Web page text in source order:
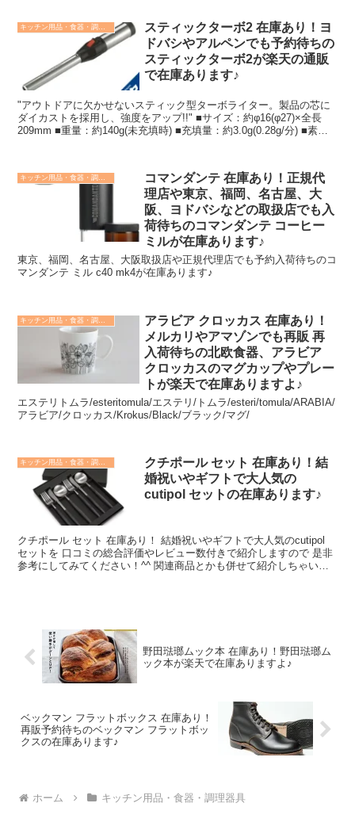
キッチン用品・食器・調理器具
スティックターボ2 在庫あり！ヨ
ドバシやアルペンでも予約待ちの
スティックターボ2が楽天の通販
で在庫あります♪
"アウトドアに欠かせないスティック型ターボライター。製品の芯に
ダイカストを採用し、強度をアップ!!" ■サイズ：約φ16(φ27)×全長
209mm ■重量：約140g(未充填時) ■充填量：約3.0g(0.28g/分) ■素
キッチン用品・食器・調理器具
コマンダンテ 在庫あり！正規代
理店や東京、福岡、名古屋、大
阪、ヨドバシなどの取扱店でも入
荷待ちのコマンダンテ コーヒー
ミルが在庫あります♪
東京、福岡、名古屋、大阪取扱店や正規代理店でも予約入荷待ちのコ
マンダンテ ミル c40 mk4が在庫あります♪
アラビア クロッカス 在庫あり！
メルカリやアマゾンでも再販 再
入荷待ちの北欧食器、アラビア
クロッカスのマグカップやプレー
トが楽天で在庫ありますよ♪
エステリトムラ/esteritomula/エステリ/トムラ/esteri/tomula/ARABIA/
アラビア/クロッカス/Krokus/Black/ブラック/マグ/
クチポール セット 在庫あり！結
婚祝いやギフトで大人気の
cutipol セットの在庫あります♪
クチポール セット 在庫あり！ 結婚祝いやギフトで大人気のcutipol
セットを 口コミの総合評価やレビュー数付きで紹介しますので 是非
参考にしてみてください！^^ 関連商品とかも併せて紹介しちゃいま
野田琺瑯ムック本 在庫あり！野田琺瑯ム
ック本が楽天で在庫ありますよ♪
ベックマン フラットボックス 在庫あり！
再販予約待ちのベックマン フラットボッ
クスの在庫あります♪
ホーム キッチン用品・食器・調理器具